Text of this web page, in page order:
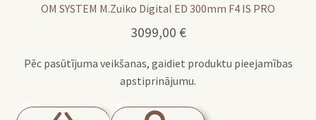
OM SYSTEM M.Zuiko Digital ED 300mm F4 IS PRO
3099,00 €
Pēc pasūtījuma veikšanas, gaidiet produktu pieejamības
apstiprinājumu.